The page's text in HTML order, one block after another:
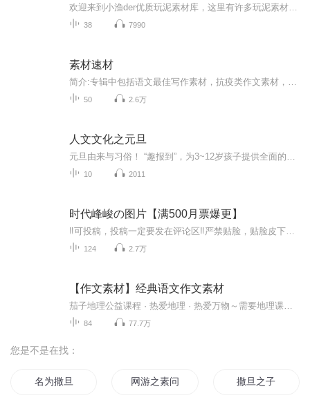
38 7990
素材速材
50 2.6万
人文文化之元旦
10 2011
时代峰峻の图片【满500月票爆更】
124 2.7万
【作文素材】经典语文作文素材
84 77.7万
您是不是在找：
名为撒旦 网游之素问 撒旦之子